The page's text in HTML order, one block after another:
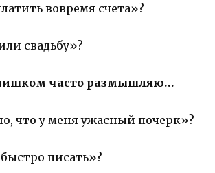
вовремя счета»?
свадьбу»?
часто размышляю…
что у меня ужасный почерк»?
писать»?